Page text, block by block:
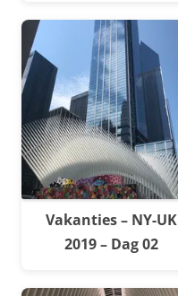
Vakanties – NY-UK
2019 – Dag 02